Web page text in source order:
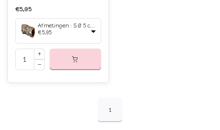
€5,95
Afmetingen : S Ø 5 cm / 20 - 30 cm
€5,95
1